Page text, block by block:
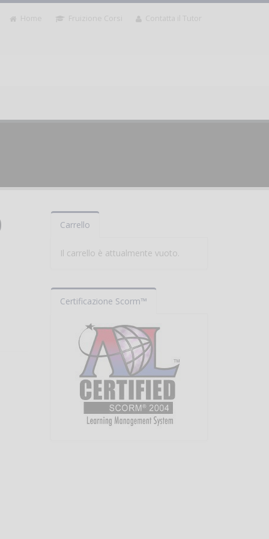
Home Fruizione Corsi Contatta il Tutor
Carrello
Il carrello è attualmente vuoto.
Certificazione Scorm™